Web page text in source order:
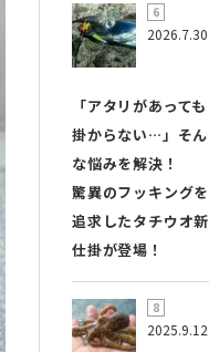
2026.7.30
「アタリがあっても
掛からない…」そん
な悩みを解決！
驚異のフッキングを
追求したタチウオ新
仕掛が登場！
2025.9.12